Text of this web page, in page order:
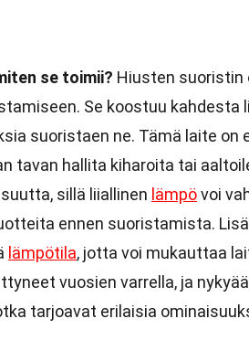
se toimii? Hiusten suoristin
Se koostuu kahdesta
suoristaen ne. Tämä laite on
tavan hallita kiharoita tai
sillä liiallinen lämpövoi
ennen suoristamista.
lämpötila, jotta voi mukauttaa
vuosien varrella, ja
tarjoavat erilaisia